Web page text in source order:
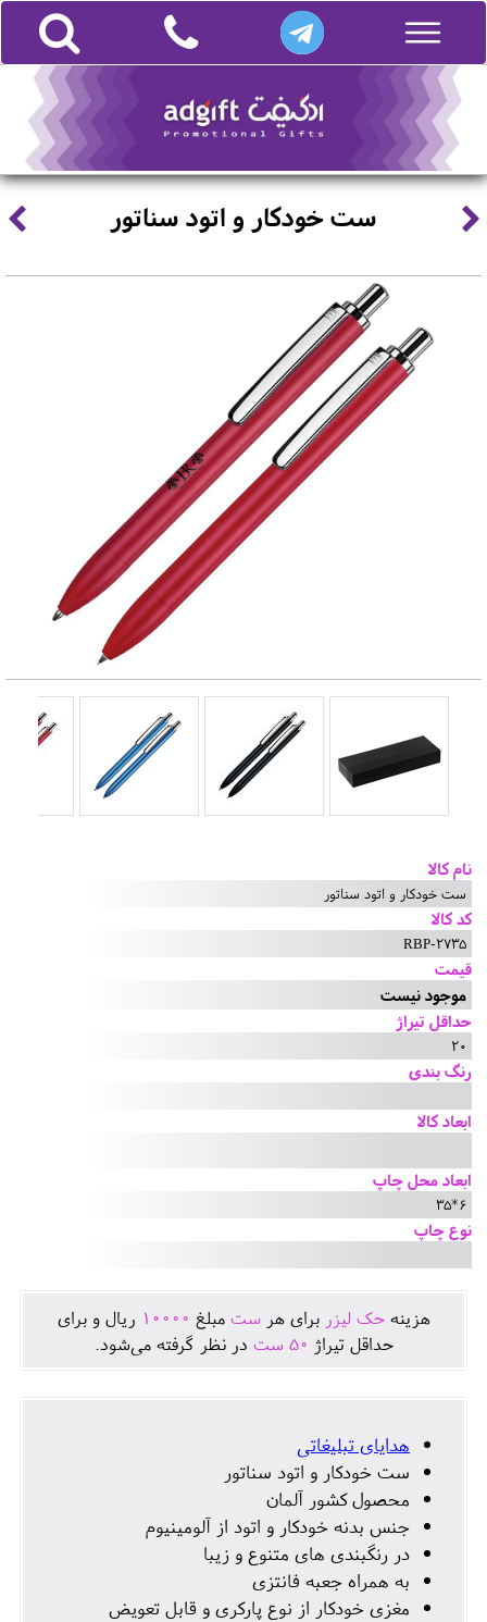
ست خودکار و اتود سناتور
نام کالا
ست خودکار و اتود سناتور
کد کالا
RBP-2735
قیمت
موجود نیست
حداقل تیراژ
20
رنگ بندی
ابعاد کالا
ابعاد محل چاپ
6*35
نوع چاپ
هزينهحک لیزر برای هر ست مبلغ 10000 ريال و برای
حداقل تيراژ 50 ست در نظر گرفته می‌شود.
هدایای تبلیغاتی
ست خودکار و اتود سناتور
محصول کشور آلمان
جنس بدنه خودکار و اتود از آلومینیوم
در رنگبندی های متنوع و زیبا
به همراه جعبه فانتزی
مغزی خودکار از نوع پارکری و قابل تعویض